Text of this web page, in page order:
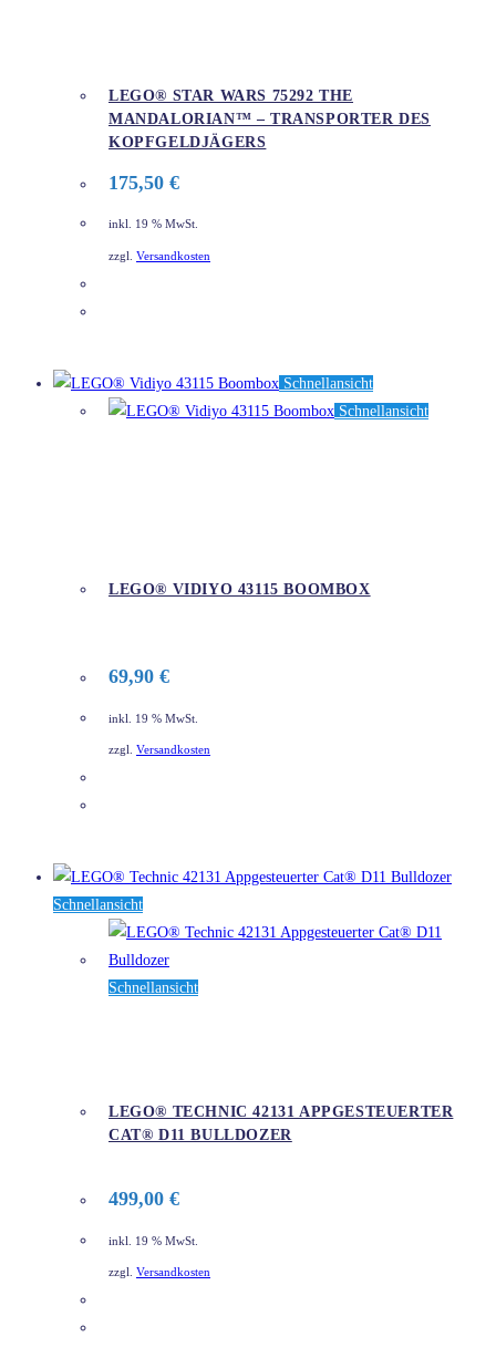
LEGO® STAR WARS 75292 THE
MANDALORIAN™ – TRANSPORTER DES
KOPFGELDJÄGERS
175,50 €
inkl. 19 % MwSt.
zzgl. Versandkosten
Schnellansicht
Schnellansicht
LEGO® VIDIYO 43115 BOOMBOX
69,90 €
inkl. 19 % MwSt.
zzgl. Versandkosten
Schnellansicht
Schnellansicht
LEGO® TECHNIC 42131 APPGESTEUERTER
CAT® D11 BULLDOZER
499,00 €
inkl. 19 % MwSt.
zzgl. Versandkosten